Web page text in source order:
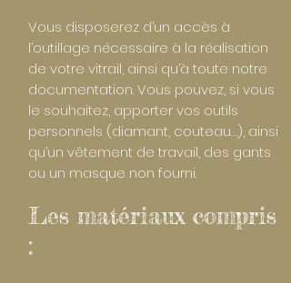
Vous disposerez d’un accès à
l’outillage nécessaire à la réalisation
de votre vitrail, ainsi qu’à toute notre
documentation. Vous pouvez, si vous
le souhaitez, apporter vos outils
personnels (diamant, couteau…), ainsi
qu’un vêtement de travail, des gants
ou un masque non fourni.
Les matériaux compris
: